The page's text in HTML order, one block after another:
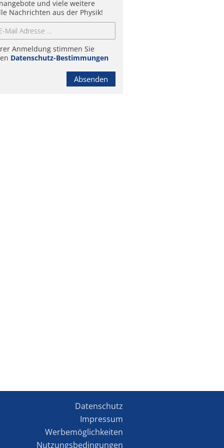
und viele weitere
Nachrichten aus der Physik!
Anmeldung stimmen Sie
Datenschutz-Bestimmungen
Absenden
Datenschutz
Impressum
Werbemöglichkeiten
Nutzungsbedingungen